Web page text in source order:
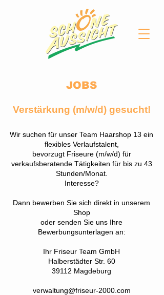
JOBS
Verstärkung (m/w/d) gesucht!
Wir suchen für unser Team Haarshop 13 ein
flexibles Verlaufstalent,
bevorzugt Friseure (m/w/d) für
verkaufsberatende Tätigkeiten für bis zu 43
Stunden/Monat.
Interesse?
Dann bewerben Sie sich direkt in unserem
Shop
oder senden Sie uns Ihre
Bewerbungsunterlagen an:
Ihr Friseur Team GmbH
Halberstädter Str. 60
39112 Magdeburg
verwaltung@friseur-2000.com